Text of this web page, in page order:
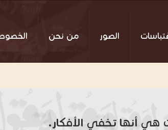
الصور من نحن
هي أنها تخفي الأفكار.